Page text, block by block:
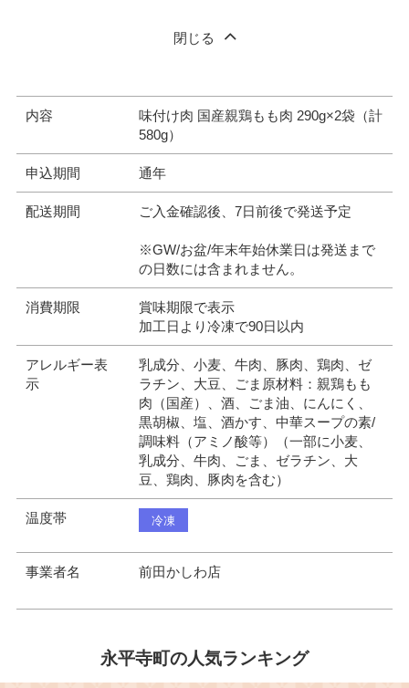
閉じる
内容
味付け肉 国産親鶏もも肉 290g×2袋（計
580g）
申込期間 通年
配送期間 ご入金確認後、7日前後で発送予定
※GW/お盆/年末年始休業日は発送まで
の日数には含まれません。
消費期限
賞味期限で表示
加工日より冷凍で90日以内
アレルギー表
示
乳成分、小麦、牛肉、豚肉、鶏肉、ゼ
ラチン、大豆、ごま原材料：親鶏もも
肉（国産）、酒、ごま油、にんにく、
黒胡椒、塩、酒かす、中華スープの素/
調味料（アミノ酸等）（一部に小麦、
乳成分、牛肉、ごま、ゼラチン、大
豆、鶏肉、豚肉を含む）
温度帯 冷凍
事業者名 前田かしわ店
永平寺町の人気ランキング